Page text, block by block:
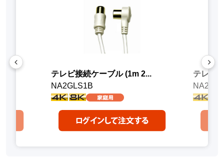
テレビ接続ケーブル (1m 2...
NA2GLS1B
テレビ